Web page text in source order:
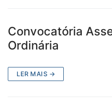
Convocatória
Ordinária
LER MAIS →